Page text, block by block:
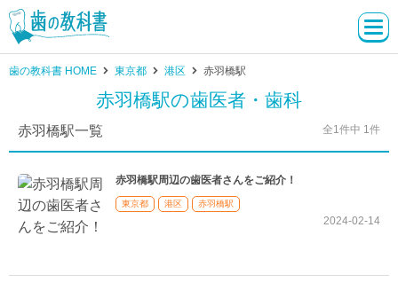
歯の教科書 HOME 東京都 港区 赤羽橋駅
赤羽橋駅の歯医者・歯科
赤羽橋駅一覧 全1件中 1件
赤羽橋駅周辺の歯医者さんをご紹介！
東京都 港区 赤羽橋駅
2024-02-14